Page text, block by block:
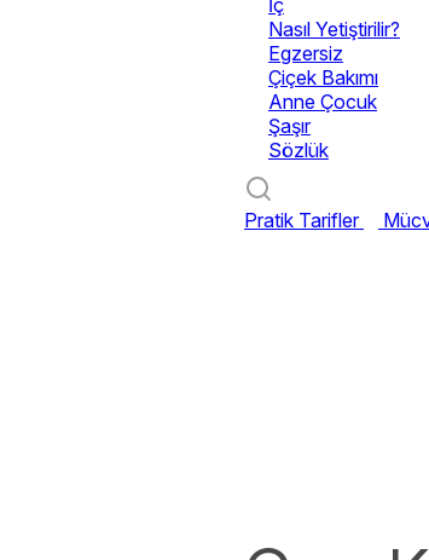
İç
Nasıl Yetiştirilir?
Egzersiz
Çiçek Bakımı
Anne Çocuk
Şaşır
Sözlük
Pratik Tarifler